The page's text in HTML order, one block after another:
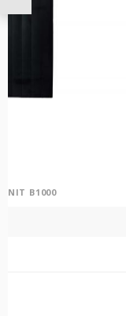
B1000